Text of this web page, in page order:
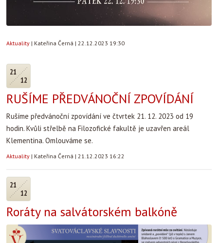
Aktuality | Kateřina Černá | 22.12.2023 19:30
21
12
RUŠÍME PŘEDVÁNOČNÍ ZPOVÍDÁNÍ
Rušíme předvánoční zpovídání ve čtvrtek 21. 12. 2023 od 19
hodin. Kvůli střelbě na Filozofické fakultě je uzavřen areál
Klementina. Omlouváme se.
Aktuality | Kateřina Černá | 21.12.2023 16:22
21
12
Roráty na salvátorském balkóně